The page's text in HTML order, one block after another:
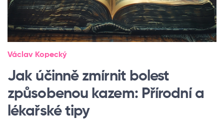
Václav Kopecký
Jak účinně zmírnit bolest
způsobenou kazem: Přírodní a
lékařské tipy